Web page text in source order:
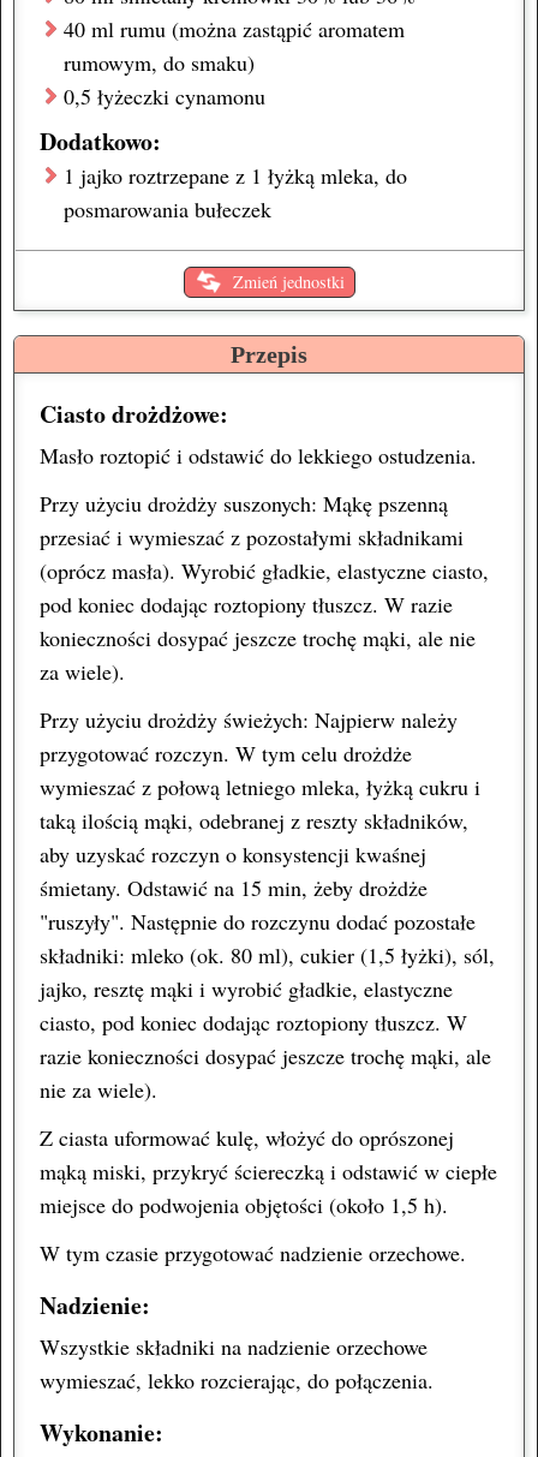
40 ml rumu (można zastąpić aromatem
rumowym, do smaku)
0,5 łyżeczki cynamonu
Dodatkowo:
1 jajko roztrzepane z 1 łyżką mleka, do
posmarowania bułeczek
Zmień jednostki
Przepis
Ciasto drożdżowe:
Masło roztopić i odstawić do lekkiego ostudzenia.
Przy użyciu drożdży suszonych: Mąkę pszenną
przesiać i wymieszać z pozostałymi składnikami
(oprócz masła). Wyrobić gładkie, elastyczne ciasto,
pod koniec dodając roztopiony tłuszcz. W razie
konieczności dosypać jeszcze trochę mąki, ale nie
za wiele).
Przy użyciu drożdży świeżych: Najpierw należy
przygotować rozczyn. W tym celu drożdże
wymieszać z połową letniego mleka, łyżką cukru i
taką ilością mąki, odebranej z reszty składników,
aby uzyskać rozczyn o konsystencji kwaśnej
śmietany. Odstawić na 15 min, żeby drożdże
"ruszyły". Następnie do rozczynu dodać pozostałe
składniki: mleko (ok. 80 ml), cukier (1,5 łyżki), sól,
jajko, resztę mąki i wyrobić gładkie, elastyczne
ciasto, pod koniec dodając roztopiony tłuszcz. W
razie konieczności dosypać jeszcze trochę mąki, ale
nie za wiele).
Z ciasta uformować kulę, włożyć do oprószonej
mąką miski, przykryć ściereczką i odstawić w ciepłe
miejsce do podwojenia objętości (około 1,5 h).
W tym czasie przygotować nadzienie orzechowe.
Nadzienie:
Wszystkie składniki na nadzienie orzechowe
wymieszać, lekko rozcierając, do połączenia.
Wykonanie: